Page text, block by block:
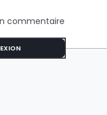
commentaire